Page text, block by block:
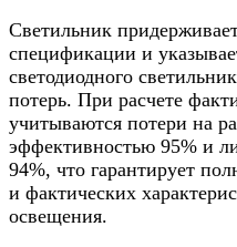
Светильник
спецификации и
светодиодного
потерь. При расчете
учитываются потери на
эффективностью 95% и
94%, что гарантирует
и фактических
освещения.